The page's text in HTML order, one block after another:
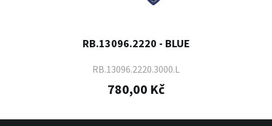
RB.13096.2220 - BLUE
RB.13096.2220.3000.L
780,00 Kč